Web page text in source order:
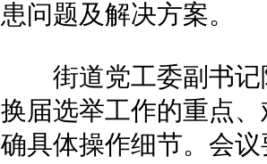
患问题及解决方案。
街道党工委副书记
换届选举工作的重点
确具体操作细节。会